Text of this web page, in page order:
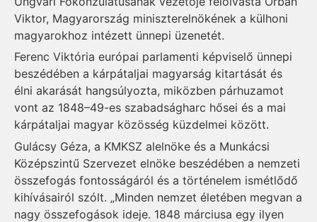
Viktor, Magyarország miniszterelnökének a külhoni
magyarokhoz intézett ünnepi üzenetét.
Ferenc Viktória európai parlamenti képviselő ünnepi
beszédében a kárpátaljai magyarság kitartását és
élni akarását hangsúlyozta, miközben párhuzamot
vont az 1848–49-es szabadságharc hősei és a mai
kárpátaljai magyar közösség küzdelmei között.
Gulácsy Géza, a KMKSZ alelnöke és a Munkácsi
Középszintű Szervezet elnöke beszédében a nemzeti
összefogás fontosságáról és a történelem ismétlődő
kihívásairól szólt. „Minden nemzet életében megvan a
nagy összefogások ideje. 1848 márciusa egy ilyen